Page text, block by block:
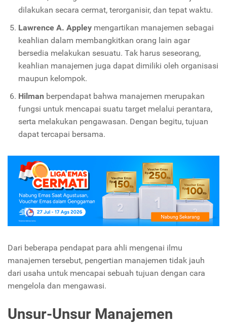
dilakukan secara cermat, terorganisir, dan tepat waktu.
Lawrence A. Appley mengartikan manajemen sebagai
keahlian dalam membangkitkan orang lain agar
bersedia melakukan sesuatu. Tak harus seseorang,
keahlian manajemen juga dapat dimiliki oleh organisasi
maupun kelompok.
Hilman berpendapat bahwa manajemen merupakan
fungsi untuk mencapai suatu target melalui perantara,
serta melakukan pengawasan. Dengan begitu, tujuan
dapat tercapai bersama.
Dari beberapa pendapat para ahli mengenai ilmu
manajemen tersebut, pengertian manajemen tidak jauh
dari usaha untuk mencapai sebuah tujuan dengan cara
mengelola dan mengawasi.
Unsur-Unsur Manajemen